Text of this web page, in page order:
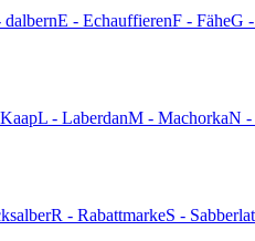
dalbernE - EchauffierenF - FäheG
L - LaberdanM - MachorkaN -
R - RabattmarkeS -